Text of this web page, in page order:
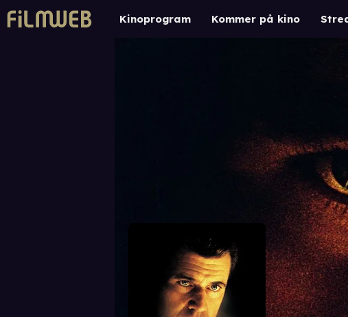
Kinoprogram Kommer på kino